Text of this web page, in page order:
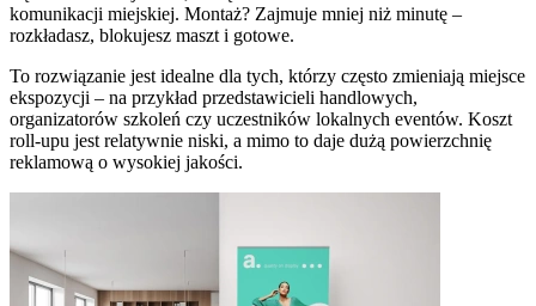
komunikacji miejskiej. Montaż? Zajmuje mniej niż minutę –
rozkładasz, blokujesz maszt i gotowe.
To rozwiązanie jest idealne dla tych, którzy często zmieniają miejsce
ekspozycji – na przykład przedstawicieli handlowych,
organizatorów szkoleń czy uczestników lokalnych eventów. Koszt
roll-upu jest relatywnie niski, a mimo to daje dużą powierzchnię
reklamową o wysokiej jakości.